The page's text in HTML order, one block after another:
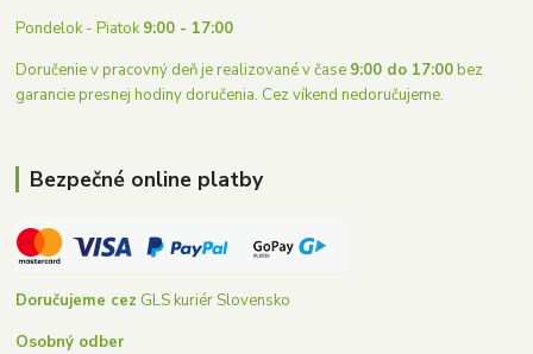
Pondelok - Piatok9:00 - 17:00
Doručenie v pracovný deň je realizované v čase 9:00 do 17:00bez
garancie presnej hodiny doručenia. Cez víkend nedoručujeme.
Bezpečné online platby
Doručujeme cez GLS kuriér Slovensko
Osobný odber